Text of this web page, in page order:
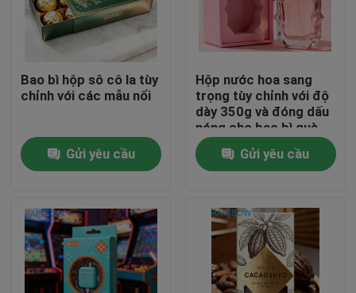
Nhà
Sản phẩm
Về chúng tôi
Bao bì hộp sô cô la tùy
chỉnh với các mẫu nổi
Gửi yêu cầu
Hộp nước hoa sang
trọng tùy chỉnh với độ
dày 350g và đóng dấu
nóng cho bao bì quà
tặng cao cấp
Gửi yêu cầu